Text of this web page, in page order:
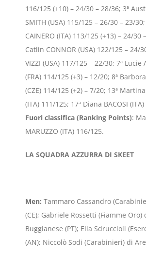
116/125 (+10) – 24/30 – 28/36; 3ª
SMITH (USA) 115/125 – 26/30 – 23/
CAINERO (ITA) 113/125 (+13) – 24/30
Catlin CONNOR (USA) 122/125 – 24/
VIZZI (USA) 117/125 – 22/30; 7ª Lucie
(FRA) 114/125 (+3) – 12/20; 8ª
(CZE) 114/125 (+2) – 7/20; 13ª
(ITA) 111/125; 17ª Diana BACOSI
Fuori classifica (Ranking Points):
MARUZZO (ITA) 116/125.
LA SQUADRA AZZURRA DI SKEET
Men: Tammaro Cassandro
(CE); Gabriele Rossetti (Fiamme Oro)
Buggianese (PT); Elia Sdruccioli
(AN); Niccolò Sodi (Carabinieri) di